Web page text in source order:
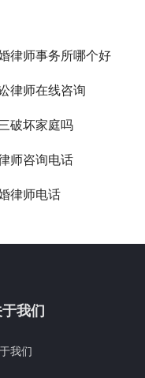
律师事务所哪个好
律师在线咨询
破坏家庭吗
师咨询电话
律师电话
我们
我们